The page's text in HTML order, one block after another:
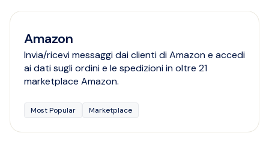
Amazon
Invia/ricevi messaggi dai clienti di Amazon e accedi
ai dati sugli ordini e le spedizioni in oltre 21
marketplace Amazon.
Most Popular Marketplace